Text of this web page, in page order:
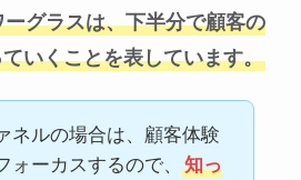
グラスは、下半分で顧客の
いくことを表しています。
ネルの場合は、顧客体験
ォーカスするので、
知っ